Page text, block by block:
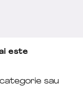
este
sau